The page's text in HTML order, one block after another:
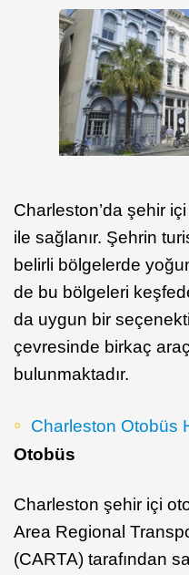
Charleston’da şehir
ile sağlanır. Şehrin
belirli bölgelerde
de bu bölgeleri
da uygun bir
çevresinde birkaç
bulunmaktadır.
Charleston Otobüs
Otobüs
Charleston şehir içi
Area Regional
(CARTA) tarafından